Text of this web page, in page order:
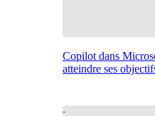
Copilot dans
atteindre ses